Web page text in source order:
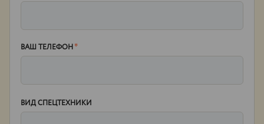
ВАШ ТЕЛЕФОН*
ВИД СПЕЦТЕХНИКИ